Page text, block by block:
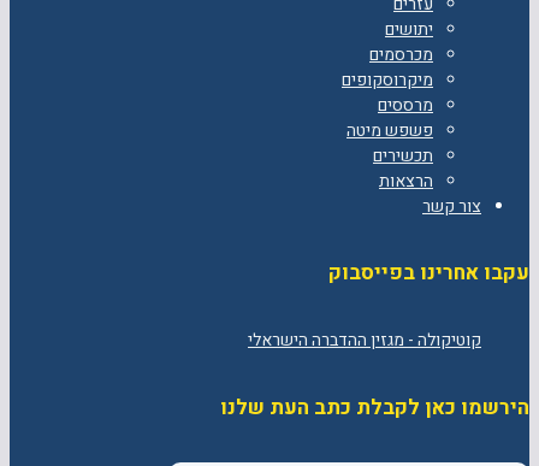
יתושים
מכרסמים
מיקרוסקופים
מרססים
פשפש מיטה
תכשירים
הרצאות
צור קשר
עקבו אחרינו בפייסבוק
הירשמו כאן לקבלת כתב העת שלנו